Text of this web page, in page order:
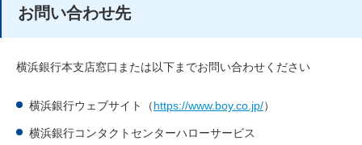
お問い合わせ先
横浜銀行本支店窓口または以下までお問い合わせください
横浜銀行ウェブサイト（https://www.boy.co.jp/）
横浜銀行コンタクトセンターハローサービス